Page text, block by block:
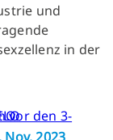
und
in der
2023